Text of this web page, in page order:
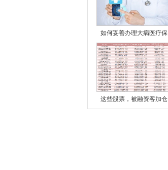
如何妥善办理大病医疗保
这些股票，被融资客加仓